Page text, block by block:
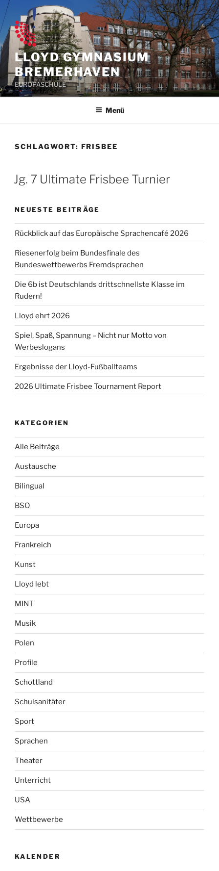
Zum
Inhalt
springen
LLOYD GYMNASIUM
BREMERHAVEN
EUROPASCHULE
Menü
SCHLAGWORT: FRISBEE
Jg. 7 Ultimate Frisbee Turnier
NEUESTE BEITRÄGE
Rückblick auf das Europäische Sprachencafé 2026
Riesenerfolg beim Bundesfinale des
Bundeswettbewerbs Fremdsprachen
Die 6b ist Deutschlands drittschnellste Klasse im
Rudern!
Lloyd ehrt 2026
Spiel, Spaß, Spannung – Nicht nur Motto von
Werbeslogans
Ergebnisse der Lloyd-Fußballteams
2026 Ultimate Frisbee Tournament Report
KATEGORIEN
Alle Beiträge
Austausche
Bilingual
BSO
Europa
Frankreich
Kunst
Lloyd lebt
MINT
Musik
Polen
Profile
Schottland
Schulsanitäter
Sport
Sprachen
Theater
Unterricht
USA
Wettbewerbe
KALENDER